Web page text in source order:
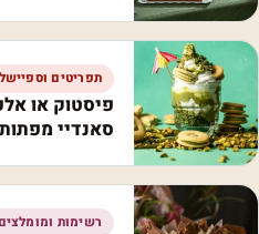
תפריטים
פיסטוק או
סאנדיי
רשימות ומומלצים